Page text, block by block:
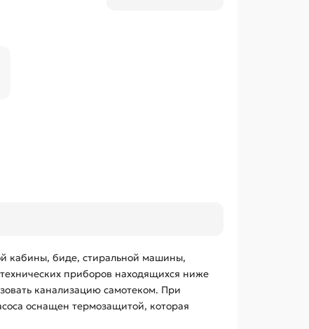
кабины, биде, стиральной машины,
приборов находящихся ниже
канализацию самотеком. При
оснащен термозащитой, которая